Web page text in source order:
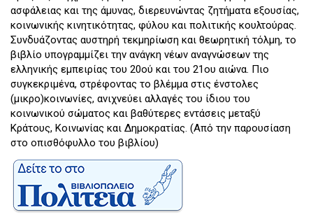
ασφάλειας και της άμυνας, διερευνώντας ζητήματα εξουσίας,
κοινωνικής κινητικότητας, φύλου και πολιτικής κουλτούρας.
Συνδυάζοντας αυστηρή τεκμηρίωση και θεωρητική τόλμη, το
βιβλίο υπογραμμίζει την ανάγκη νέων αναγνώσεων της
ελληνικής εμπειρίας του 20ού και του 21ου αιώνα. Πιο
συγκεκριμένα, στρέφοντας το βλέμμα στις ένστολες
(μικρο)κοινωνίες, ανιχνεύει αλλαγές του ίδιου του
κοινωνικού σώματος και βαθύτερες εντάσεις μεταξύ
Κράτους, Κοινωνίας και Δημοκρατίας. (Από την παρουσίαση
στο οπισθόφυλλο του βιβλίου)